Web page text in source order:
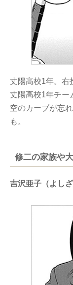
丈陽高校1年。右
丈陽高校1年チー
空のカーブが忘
も。
修二の家族や
吉沢亜子（よしざ